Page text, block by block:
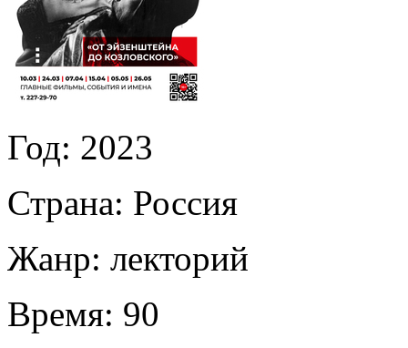
Год: 2023
Страна: Россия
Жанр: лекторий
Время: 90